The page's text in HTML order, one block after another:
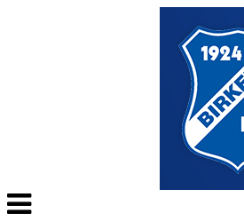
Veksle
navigasjon